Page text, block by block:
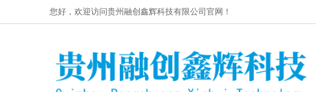
您好，欢迎访问贵州融创鑫辉科技有限公司官网！